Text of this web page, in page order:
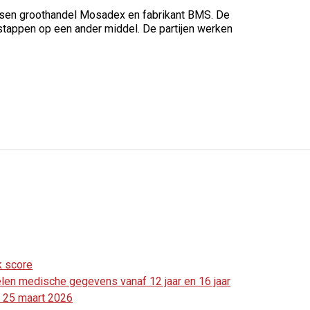
groothandel Mosadex en fabrikant BMS. De
op een ander middel. De partijen werken
score
medische gegevens vanaf 12 jaar en 16 jaar
maart 2026